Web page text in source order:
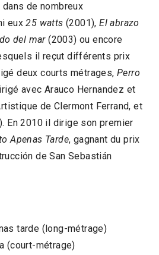
de nombreux
eux25 watts (2001),El abrazo
del mar(2003) ou encore
il reçut différents prix
deux courts métrages, Perro
avec Arauco Hernandez et
de Clermont Ferrand, et
En 2010 il dirige son premier
Apenas Tarde, gagnant du prix
de San Sebastián
tarde (long-métrage)
(court-métrage)